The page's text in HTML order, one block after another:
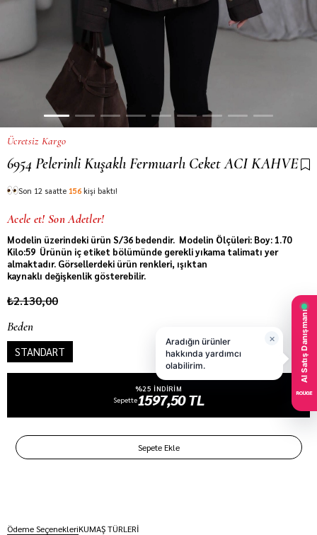
Ücretsiz Kargo
6954 Pelerinli Kuşaklı Fermuarlı Ceket ACI KAHVE
Son 12 saatte 156 kişi baktı!
Acele et! Son Adetler!
Modelin üzerindeki ürün S/36 bedendir. Modelin Ölçüleri: Boy: 1.70
Kilo:59 Ürünün iç etiket bölümünde gerekli yıkama talimatı yer
almaktadır. Görsellerdeki ürün renkleri, ışıktan
kaynaklı değişkenlik gösterebilir.
₺2.130,00
Beden
STANDART
%25 INDIRIM
Sepette1597,50 TL
Ödeme SeçenekleriKUMAŞ TÜRLERİ